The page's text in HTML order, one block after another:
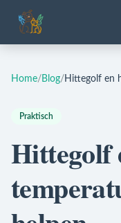
Home/ Blog/ Hittegolf en
Praktisch
Hittegolf